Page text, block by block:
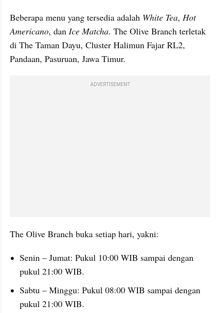
Beberapa menu yang tersedia adalah White Tea, Hot
Americano, dan Ice Matcha. The Olive Branch terletak
di The Taman Dayu, Cluster Halimun Fajar RL2,
Pandaan, Pasuruan, Jawa Timur.
ADVERTISEMENT
The Olive Branch buka setiap hari, yakni:
Senin – Jumat: Pukul 10:00 WIB sampai dengan
pukul 21:00 WIB.
Sabtu – Minggu: Pukul 08:00 WIB sampai dengan
pukul 21:00 WIB.